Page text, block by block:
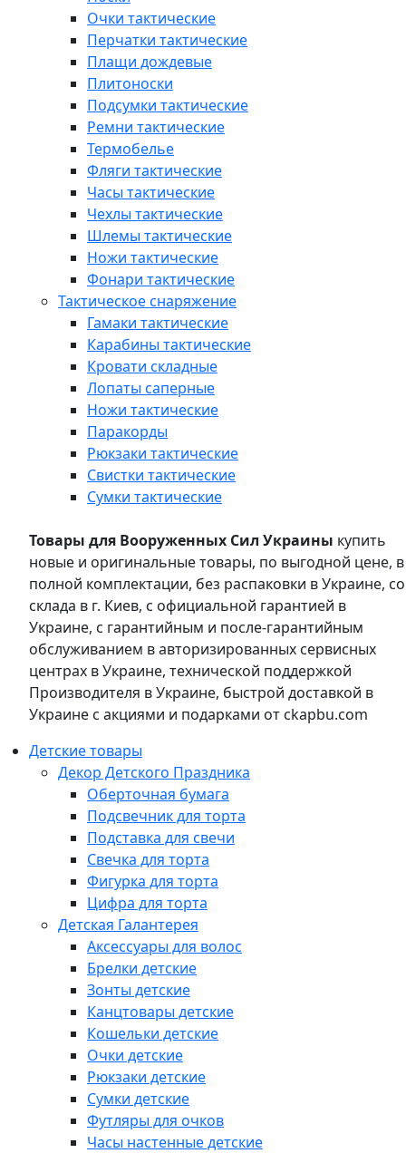
Очки тактические
Перчатки тактические
Плащи дождевые
Плитоноски
Подсумки тактические
Ремни тактические
Термобелье
Фляги тактические
Часы тактические
Чехлы тактические
Шлемы тактические
Ножи тактические
Фонари тактические
Тактическое снаряжение
Гамаки тактические
Карабины тактические
Кровати складные
Лопаты саперные
Ножи тактические
Паракорды
Рюкзаки тактические
Свистки тактические
Сумки тактические
Товары для Вооруженных Сил Украины купить
новые и оригинальные товары, по выгодной цене, в
полной комплектации, без распаковки в Украине, со
склада в г. Киев, с официальной гарантией в
Украине, с гарантийным и после-гарантийным
обслуживанием в авторизированных сервисных
центрах в Украине, технической поддержкой
Производителя в Украине, быстрой доставкой в
Украине с акциями и подарками от ckapbu.com
Детские товары
Декор Детского Праздника
Оберточная бумага
Подсвечник для торта
Подставка для свечи
Свечка для торта
Фигурка для торта
Цифра для торта
Детская Галантерея
Аксессуары для волос
Брелки детские
Зонты детские
Канцтовары детские
Кошельки детские
Очки детские
Рюкзаки детские
Сумки детские
Футляры для очков
Часы настенные детские